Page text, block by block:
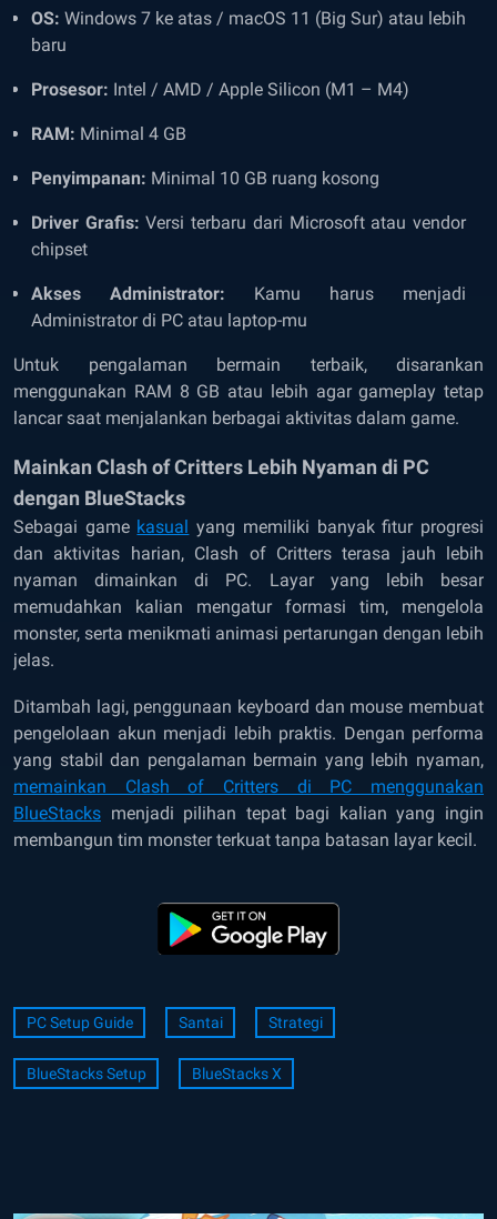
OS: Windows 7 ke atas / macOS 11 (Big Sur) atau lebih
baru
Prosesor: Intel / AMD / Apple Silicon (M1 – M4)
RAM: Minimal 4 GB
Penyimpanan: Minimal 10 GB ruang kosong
Driver Grafis: Versi terbaru dari Microsoft atau vendor
chipset
Akses Administrator: Kamu harus menjadi
Administrator di PC atau laptop-mu
Untuk pengalaman bermain terbaik, disarankan
menggunakan RAM 8 GB atau lebih agar gameplay tetap
lancar saat menjalankan berbagai aktivitas dalam game.
Mainkan Clash of Critters Lebih Nyaman di PC
dengan BlueStacks
Sebagai game kasual yang memiliki banyak fitur progresi
dan aktivitas harian, Clash of Critters terasa jauh lebih
nyaman dimainkan di PC. Layar yang lebih besar
memudahkan kalian mengatur formasi tim, mengelola
monster, serta menikmati animasi pertarungan dengan lebih
jelas.
Ditambah lagi, penggunaan keyboard dan mouse membuat
pengelolaan akun menjadi lebih praktis. Dengan performa
yang stabil dan pengalaman bermain yang lebih nyaman,
memainkan Clash of Critters di PC menggunakan
BlueStacks menjadi pilihan tepat bagi kalian yang ingin
membangun tim monster terkuat tanpa batasan layar kecil.
PC Setup Guide Santai Strategi
BlueStacks Setup BlueStacks X